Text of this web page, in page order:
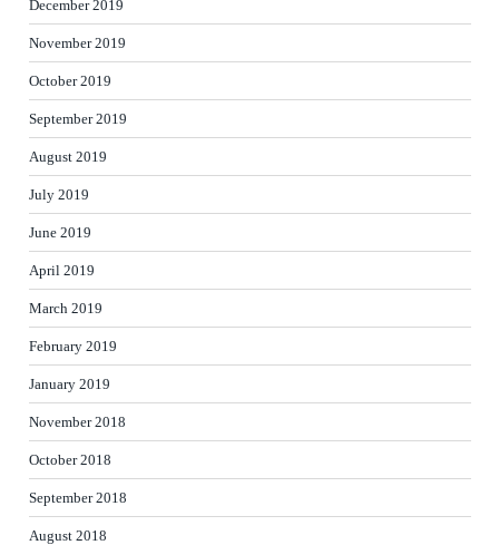
December 2019
November 2019
October 2019
September 2019
August 2019
July 2019
June 2019
April 2019
March 2019
February 2019
January 2019
November 2018
October 2018
September 2018
August 2018